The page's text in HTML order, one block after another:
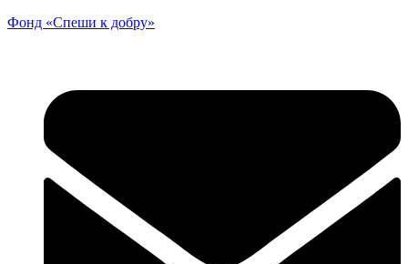
Фонд «Спеши к добру»